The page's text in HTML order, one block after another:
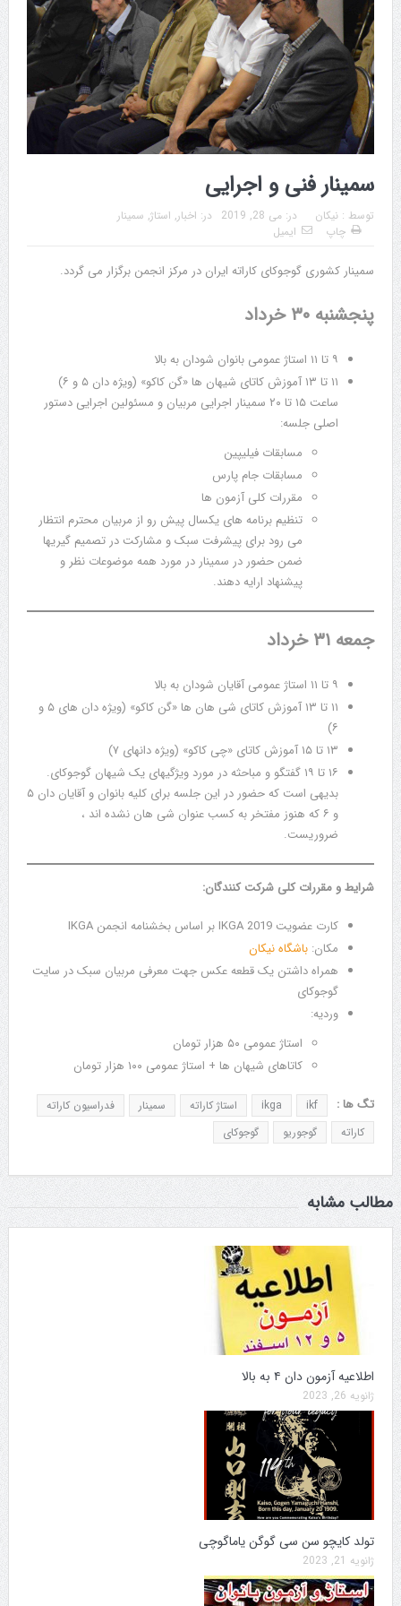
سمینار فنی و اجرایی
توسط : نیکان در: می 28, 2019 در: اخبار, استاژ, سمینار
چاپ
ایمیل
سمینار کشوری گوجوکای کاراته ایران در مرکز انجمن برگزار می گردد.
پنجشنبه ۳۰ خرداد
۹ تا ۱۱ استاژ عمومی بانوان شودان به بالا
۱۱ تا ۱۳ آموزش کاتای شیهان ها «گن کاکو» (ویژه دان ۵ و ۶)
ساعت ۱۵ تا ۲۰ سمینار اجرایی مربیان و مسئولین اجرایی دستور
اصلی جلسه:
مسابقات فیلیپین
مسابقات جام پارس
مقررات کلی آزمون ها
تنظیم برنامه های یکسال پیش رو از مربیان محترم انتظار
می رود برای پیشرفت سبک و مشارکت در تصمیم گیریها
ضمن حضور در سمینار در مورد همه موضوعات نظر و
پیشنهاد ارایه دهند.
جمعه ۳۱ خرداد
۹ تا ۱۱ استاژ عمومی آقایان شودان به بالا
۱۱ تا ۱۳ آموزش کاتای شی هان ها «گن کاکو» (ویژه دان های ۵ و
۶)
۱۳ تا ۱۵ آموزش کاتای «چی کاکو» (ویژه دانهای ۷)
۱۶ تا ۱۹ گفتگو و مباحثه در مورد ویژگیهای یک شیهان گوجوکای.
بدیهی است که حضور در این جلسه برای کلیه بانوان و آقایان دان ۵
و ۶ که هنوز مفتخر به کسب عنوان شی هان نشده اند ،
ضروریست.
شرایط و مقررات کلی شرکت کنندگان:
کارت عضویت IKGA 2019 بر اساس بخشنامه انجمن IKGA
مکان: باشگاه نیکان
همراه داشتن یک قطعه عکس جهت معرفی مربیان سبک در سایت
گوجوکای
وردیه:
استاژ عمومی ۵۰ هزار تومان
کاتاهای شیهان ها + استاژ عمومی ۱۰۰ هزار تومان
تگ ها : ikf
ikga استاژ کاراته سمینار
فدراسیون کاراته
کاراته
گوجوریو گوجوکای
مطالب مشابه
اطلاعیه آزمون دان ۴ به بالا
ژانویه 26, 2023
تولد کایچو سن سی گوگن یاماگوچی
ژانویه 21, 2023